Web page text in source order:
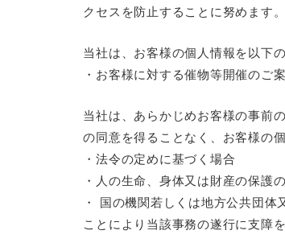
クセスを防止することに努めます。
当社は、お客様の個人情報を以下
・お客様に対する催物等開催のご
当社は、あらかじめお客様の事前
の同意を得ることなく、お客様の
・法令の定めに基づく場合
・人の生命、身体又は財産の保護
・ 国の機関若しくは地方公共団
ことにより当該事務の遂行に支障